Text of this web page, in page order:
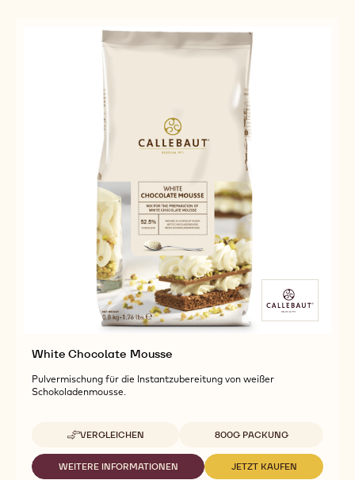
White Chocolate Mousse
Pulvermischung für die Instantzubereitung von weißer
Schokoladenmousse.
VERGLEICHEN
-
WHITE
CHOCOLATE
Verfügbare Verpackungsgrößen
800G PACKUNG
WEITERE INFORMATIONEN
-
JETZT KAUFEN
-